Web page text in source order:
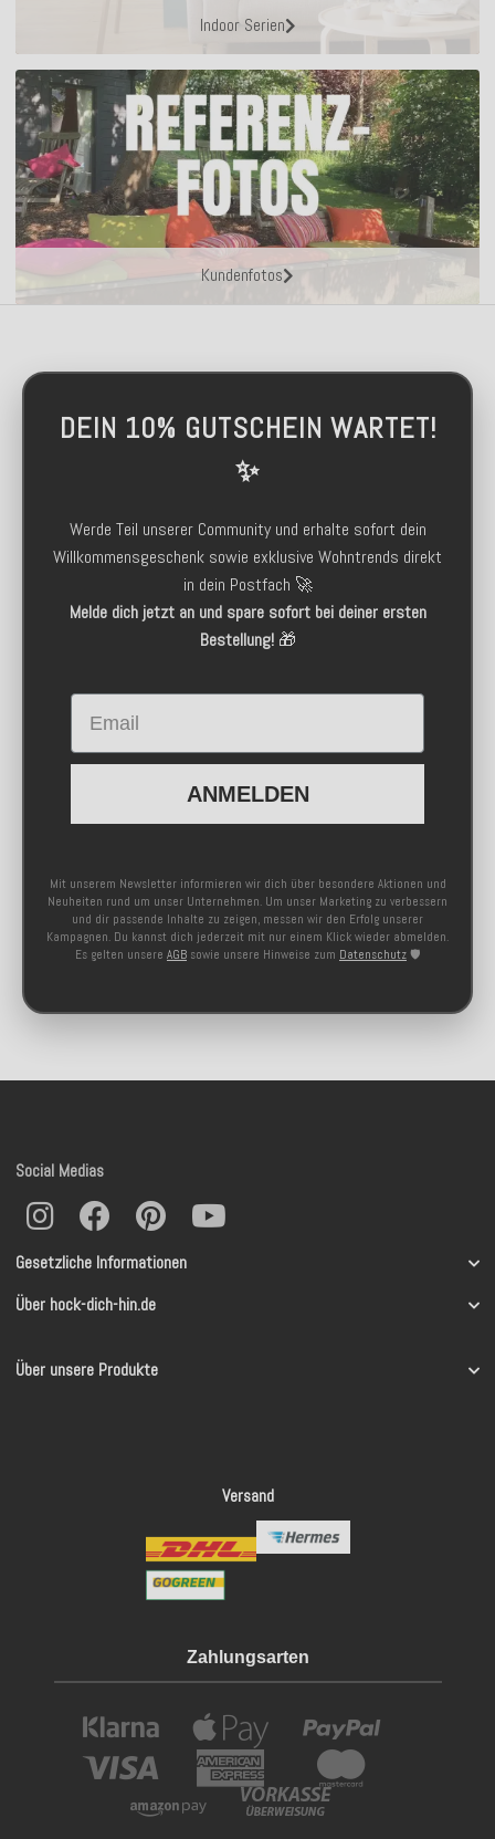
Indoor Serien
Kundenfotos
DEIN 10% GUTSCHEIN WARTET!
✨
Werde Teil unserer Community und erhalte sofort dein
Willkommensgeschenk sowie exklusive Wohntrends direkt
in dein Postfach 🚀
Melde dich jetzt an und spare sofort bei deiner ersten
Bestellung!🎁
Email
ANMELDEN
Mit unserem Newsletter informieren wir dich über besondere Aktionen und
Neuheiten rund um unser Unternehmen. Um unser Marketing zu verbessern
und dir passende Inhalte zu zeigen, messen wir den Erfolg unserer
Kampagnen. Du kannst dich jederzeit mit nur einem Klick wieder abmelden.
Es gelten unsere AGB sowie unsere Hinweise zum Datenschutz 🛡️
Gesetzliche Informationen
Über hock-dich-hin.de
Über unsere Produkte
Social Medias
Versand
Zahlungsarten